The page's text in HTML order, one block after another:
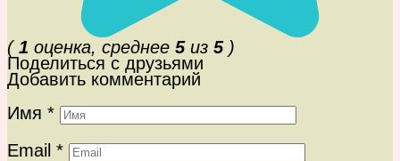
( 1 оценка, среднее 5из 5)
Поделиться с друзьями
Добавить комментарий
Имя *
Email *